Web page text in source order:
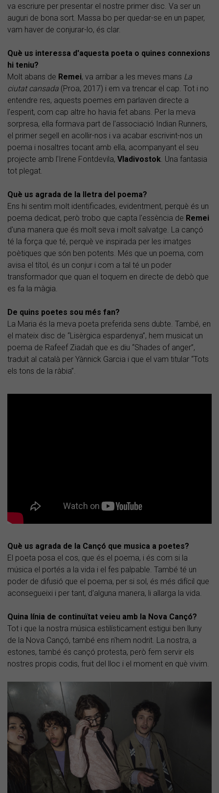
va escriure per presentar el nostre primer disc. Va ser un
auguri de bona sort. Massa bo per quedar-se en un paper,
vam haver de conjurar-lo, és clar.
Què us interessa d'aquesta poeta o quines connexions
hi teniu?
Molt abans de Remei, va arribar a les meves mans La
ciutat cansada (Proa, 2017) i em va trencar el cap. Tot i no
entendre res, aquests poemes em parlaven directe a
l'esperit, com cap altre ho havia fet abans. Per la meva
sorpresa, ella formava part de l'associació Indian Runners,
el primer segell en acollir-nos i va acabar escrivint-nos un
poema i nosaltres tocant amb ella, acompanyant el seu
projecte amb l'Irene Fontdevila, Vladivostok. Una fantasia
tot plegat.
Què us agrada de la lletra del poema?
Ens hi sentim molt identificades, evidentment, perquè és un
poema dedicat, però trobo que capta l'essència de Remei
d'una manera que és molt seva i molt salvatge. La cançó
té la força que té, perquè ve inspirada per les imatges
poètiques que són ben potents. Més que un poema, com
avisa el títol, és un conjur i com a tal té un poder
transformador que quan el toquem en directe de debò que
es fa la màgia.
De quins poetes sou més fan?
La Maria és la meva poeta preferida sens dubte. També, en
el mateix disc de “Lisèrgica espardenya”, hem musicat un
poema de Rafeef Ziadah que es diu “Shades of anger”,
traduït al català per Yànnick Garcia i que el vam titular “Tots
els tons de la ràbia”.
Què us agrada de la Cançó que musica a poetes?
El poeta posa el cos, que és el poema, i és com si la
música el portés a la vida i el fes palpable. També té un
poder de difusió que el poema, per si sol, és més difícil que
aconsegueixi i per tant, d'alguna manera, li allarga la vida.
Quina línia de continuïtat veieu amb la Nova Cançó?
Tot i que la nostra música estilísticament estigui ben lluny
de la Nova Cançó, també ens n'hem nodrit. La nostra, a
estones, també és cançó protesta, però fem servir els
nostres propis codis, fruit del lloc i el moment en què vivim.